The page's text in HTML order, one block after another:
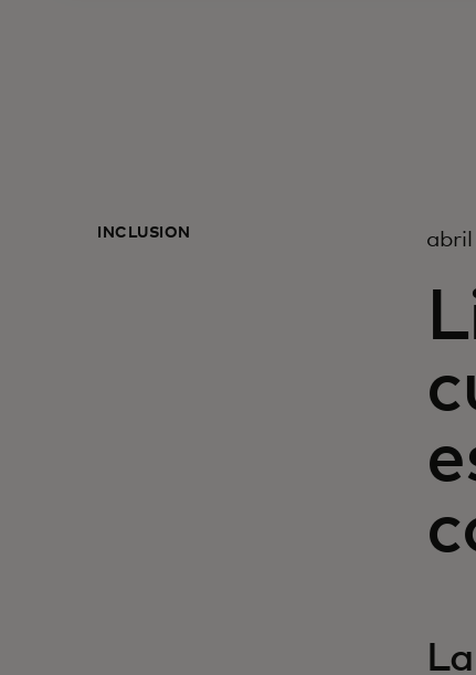
INCLUSIÓN abril